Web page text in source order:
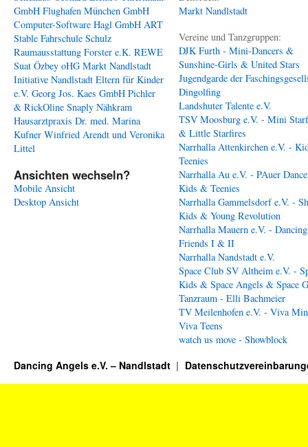
GmbH Flughafen München GmbH
Computer-Software Hagl GmbH ART
Stable Fahrschule Schulz
Raumausstattung Forster e.K. REWE
Suat Özbey oHG Markt Nandlstadt
Initiative Nandlstadt Eltern für Kinder
e.V. Georg Jos. Kaes GmbH Pichler
& RickOline Snaply Nähkram
Hausarztpraxis Dr. med. Marina
Kufner Winfried Arendt und Veronika
Littel
Ansichten wechseln?
Mobile Ansicht
Desktop Ansicht
Markt Nandlstadt
Vereine und Tanzgruppen:
DJK Furth - Mini-Dancers &
Sunshine-Girls & United Stars
Jugendgarde der
Dingolfing
Landshuter Talente e.V.
TSV Moosburg e.V. - Mini
& Little Starfires
Narrhalla Attenkirchen e.V. -
Teenies
Narrhalla Au e.V. - PAuer
Kids & Teenies
Narrhalla Gammelsdorf e.V. -
Kids & Young Revolution
Narrhalla Mauern e.V. - Dancing
Friends I & II
Narrhalla Nandstadt e.V.
Space Club SV Altheim e.V. -
Kids & Space Angels & Space
Tanzraum - Elli Bachmeier
TV Meilenhofen e.V. - Viva
Viva Teens
watch us move - Showblock
Dancing Angels e.V. – Nandlstadt